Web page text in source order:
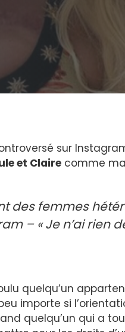
sur
et Claire comme
des femmes
– « Je n’ai rien
quelqu’un
importe si
quelqu’un qui a